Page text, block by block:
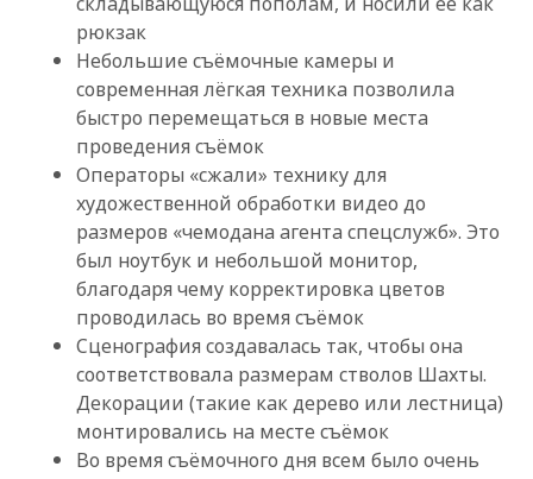
рюкзак
Небольшие съёмочные камеры и
современная лёгкая техника позволила
быстро перемещаться в новые места
проведения съёмок
Операторы «сжали» технику для
художественной обработки видео до
размеров «чемодана агента спецслужб». Это
был ноутбук и небольшой монитор,
благодаря чему корректировка цветов
проводилась во время съёмок
Сценография создавалась так, чтобы она
соответствовала размерам стволов Шахты.
Декорации (такие как дерево или лестница)
монтировались на месте съёмок
Во время съёмочного дня всем было очень